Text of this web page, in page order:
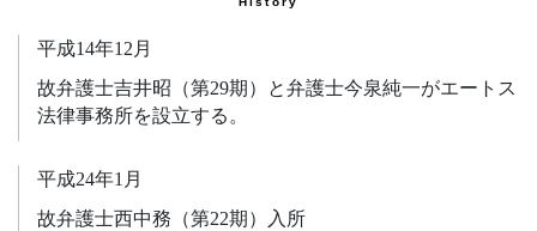
平成14年12月
故弁護士吉井昭（第29期）と弁護士今泉純一がエートス
法律事務所を設立する。
平成24年1月
故弁護士西中務（第22期）入所